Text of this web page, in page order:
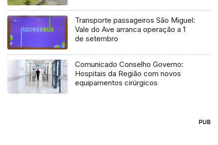
Transporte passageiros São Miguel:
Vale do Ave arranca operação a 1
de setembro
Comunicado Conselho Governo:
Hospitais da Região com novos
equipamentos cirúrgicos
PUB